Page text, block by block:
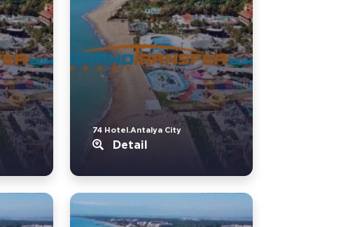
74 Hotel.Antalya City
Detail